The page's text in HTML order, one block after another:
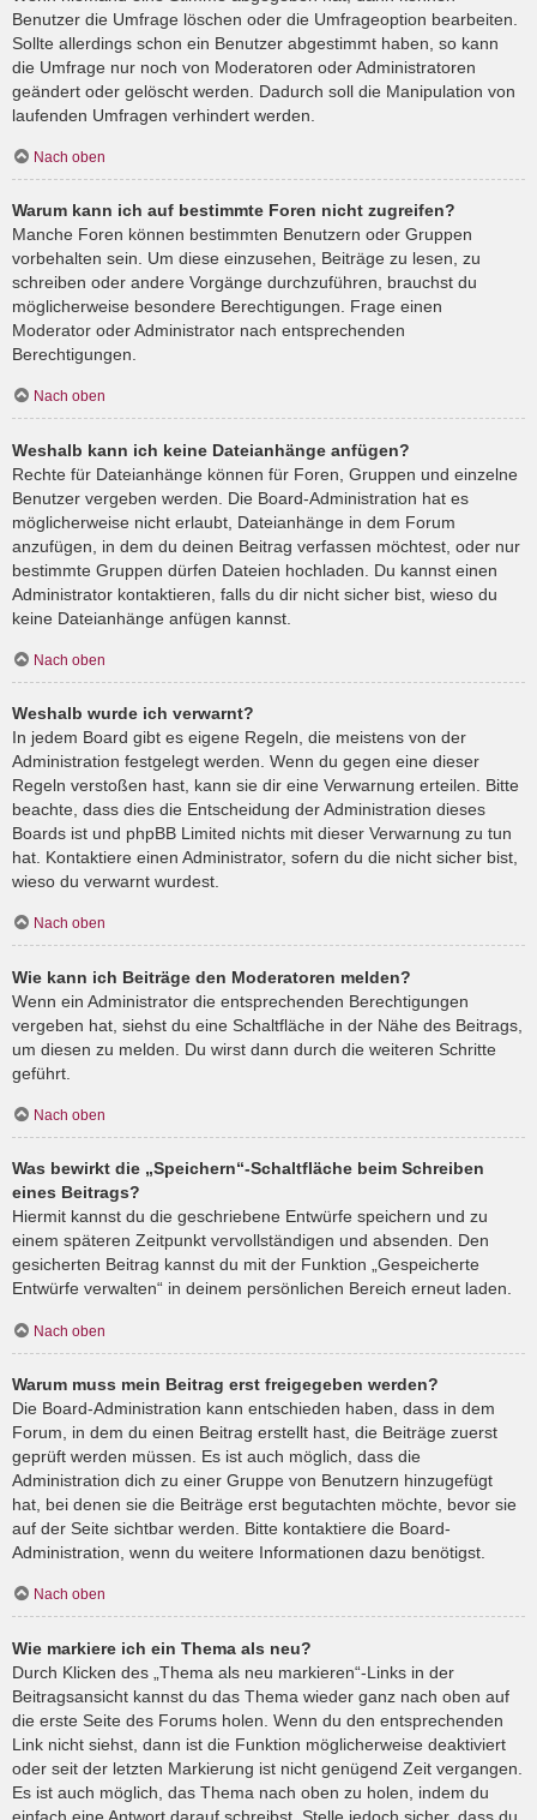
Benutzer die Umfrage löschen oder die Umfrageoption bearbeiten.
Sollte allerdings schon ein Benutzer abgestimmt haben, so kann
die Umfrage nur noch von Moderatoren oder Administratoren
geändert oder gelöscht werden. Dadurch soll die Manipulation von
laufenden Umfragen verhindert werden.
Nach oben
Warum kann ich auf bestimmte Foren nicht zugreifen?
Manche Foren können bestimmten Benutzern oder Gruppen
vorbehalten sein. Um diese einzusehen, Beiträge zu lesen, zu
schreiben oder andere Vorgänge durchzuführen, brauchst du
möglicherweise besondere Berechtigungen. Frage einen
Moderator oder Administrator nach entsprechenden
Berechtigungen.
Nach oben
Weshalb kann ich keine Dateianhänge anfügen?
Rechte für Dateianhänge können für Foren, Gruppen und einzelne
Benutzer vergeben werden. Die Board-Administration hat es
möglicherweise nicht erlaubt, Dateianhänge in dem Forum
anzufügen, in dem du deinen Beitrag verfassen möchtest, oder nur
bestimmte Gruppen dürfen Dateien hochladen. Du kannst einen
Administrator kontaktieren, falls du dir nicht sicher bist, wieso du
keine Dateianhänge anfügen kannst.
Nach oben
Weshalb wurde ich verwarnt?
In jedem Board gibt es eigene Regeln, die meistens von der
Administration festgelegt werden. Wenn du gegen eine dieser
Regeln verstoßen hast, kann sie dir eine Verwarnung erteilen. Bitte
beachte, dass dies die Entscheidung der Administration dieses
Boards ist und phpBB Limited nichts mit dieser Verwarnung zu tun
hat. Kontaktiere einen Administrator, sofern du die nicht sicher bist,
wieso du verwarnt wurdest.
Nach oben
Wie kann ich Beiträge den Moderatoren melden?
Wenn ein Administrator die entsprechenden Berechtigungen
vergeben hat, siehst du eine Schaltfläche in der Nähe des Beitrags,
um diesen zu melden. Du wirst dann durch die weiteren Schritte
geführt.
Nach oben
Was bewirkt die „Speichern“-Schaltfläche beim Schreiben
eines Beitrags?
Hiermit kannst du die geschriebene Entwürfe speichern und zu
einem späteren Zeitpunkt vervollständigen und absenden. Den
gesicherten Beitrag kannst du mit der Funktion „Gespeicherte
Entwürfe verwalten“ in deinem persönlichen Bereich erneut laden.
Nach oben
Warum muss mein Beitrag erst freigegeben werden?
Die Board-Administration kann entschieden haben, dass in dem
Forum, in dem du einen Beitrag erstellt hast, die Beiträge zuerst
geprüft werden müssen. Es ist auch möglich, dass die
Administration dich zu einer Gruppe von Benutzern hinzugefügt
hat, bei denen sie die Beiträge erst begutachten möchte, bevor sie
auf der Seite sichtbar werden. Bitte kontaktiere die Board-
Administration, wenn du weitere Informationen dazu benötigst.
Nach oben
Wie markiere ich ein Thema als neu?
Durch Klicken des „Thema als neu markieren“-Links in der
Beitragsansicht kannst du das Thema wieder ganz nach oben auf
die erste Seite des Forums holen. Wenn du den entsprechenden
Link nicht siehst, dann ist die Funktion möglicherweise deaktiviert
oder seit der letzten Markierung ist nicht genügend Zeit vergangen.
Es ist auch möglich, das Thema nach oben zu holen, indem du
einfach eine Antwort darauf schreibst. Stelle jedoch sicher, dass du